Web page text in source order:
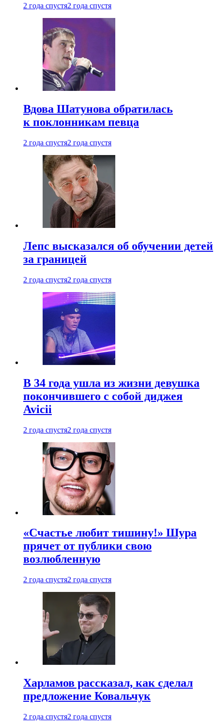
2 года спустя2 года спустя
Вдова Шатунова обратилась
к поклонникам певца
2 года спустя2 года спустя
Лепс высказался об обучении детей
за границей
2 года спустя2 года спустя
В 34 года ушла из жизни девушка
покончившего с собой диджея
Avicii
2 года спустя2 года спустя
«Счастье любит тишину!» Шура
прячет от публики свою
возлюбленную
2 года спустя2 года спустя
Харламов рассказал, как сделал
предложение Ковальчук
2 года спустя2 года спустя